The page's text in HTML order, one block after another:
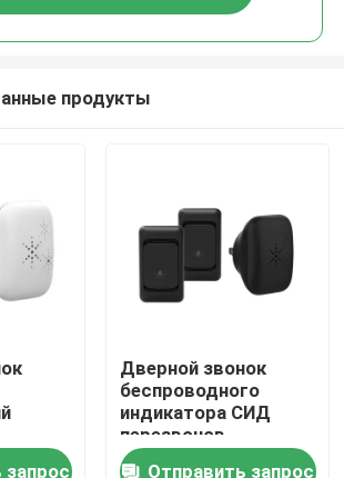
продукты
запрос
Дверной звонок
беспроводного
индикатора СИД
перезвонов
дверного звонка 52
Отправить запрос